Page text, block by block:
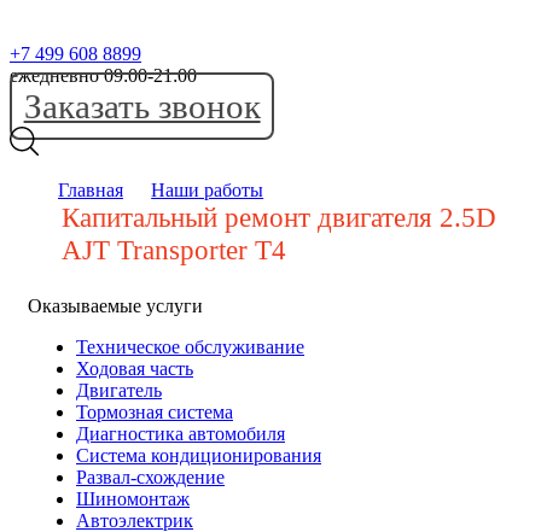
+7 499 608 8899
ежедневно 09:00-21:00
Заказать звонок
Главная Наши работы
Капитальный ремонт двигателя 2.5D
AJT Transporter T4
Оказываемые услуги
Техническое обслуживание
Ходовая часть
Двигатель
Тормозная система
Диагностика автомобиля
Система кондиционирования
Развал-схождение
Шиномонтаж
Автоэлектрик